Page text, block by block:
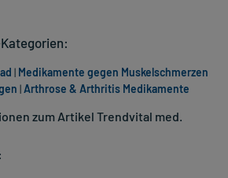
zum Artikel Trendvital med.
| Medikamente gegen Muskelschmerzen
|Arthrose & Arthritis Medikamente